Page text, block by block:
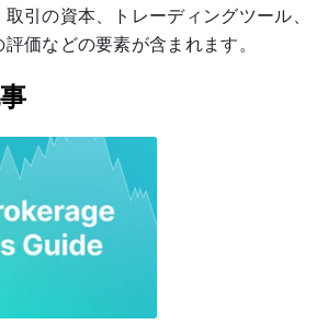
引の資本、トレーディングツール、
価などの要素が含まれます。